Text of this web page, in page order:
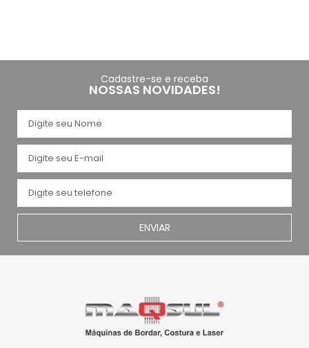
Cadastre-se e receba
NOSSAS NOVIDADES!
ENVIAR